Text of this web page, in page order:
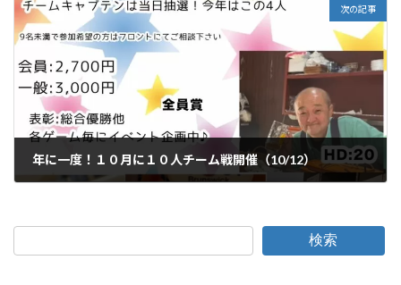
次の記事
年に一度！１０月に１０人チーム戦開催（10/12）
検索